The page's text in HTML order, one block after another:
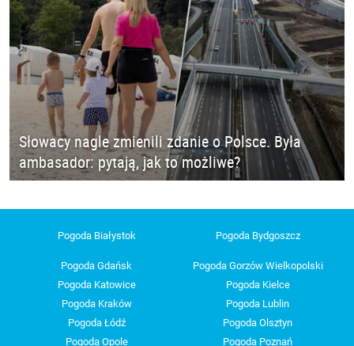
Słowacy nagle zmienili zdanie o Polsce. Była
ambasador: pytają, jak to możliwe?
Pogoda Białystok Pogoda Bydgoszcz
Pogoda Gdańsk
Pogoda Gorzów Wielkopolski
Pogoda Katowice
Pogoda Kielce
Pogoda Kraków
Pogoda Lublin
Pogoda Łódź
Pogoda Olsztyn
Pogoda Opole
Pogoda Poznań